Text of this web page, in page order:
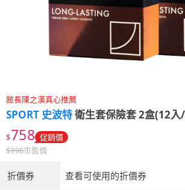
館長陳之漢真心推薦
SPORT 史波特衛生套保險套 2盒(12入
$758 促銷價
$998市售價
折價券 查看可使用的折價券